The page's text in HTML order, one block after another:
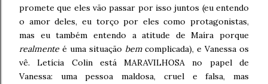
promete que eles vão passar por isso juntos (eu entendo
o amor deles, eu torço por eles como protagonistas,
mas eu também entendo a atitude de Maíra porque
realmente é uma situação bemcomplicada), e Vanessa os
vê. Letícia Colin está MARAVILHOSA no papel de
Vanessa: uma pessoa maldosa, cruel e falsa, mas